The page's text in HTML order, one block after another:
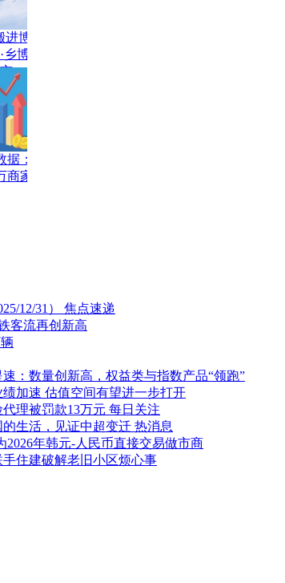
进博物院
博市
据：每天
商家在使
12/31） 焦点速递
客流再创新高
：数量创新高，权益类与指数产品“领跑”
加速 估值空间有望进一步打开
理被罚款13万元 每日关注
生活，见证中超变迁 热消息
年韩元-人民币直接交易做市商
住建破解老旧小区烦心事